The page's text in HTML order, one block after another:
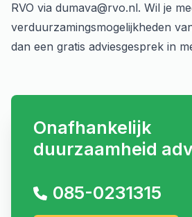
RVO via dumava@rvo.nl. Wil je
verduurzamingsmogelijkheden
dan een gratis adviesgesprek in
Onafhankelijk
duurzaamheid
085-0231315